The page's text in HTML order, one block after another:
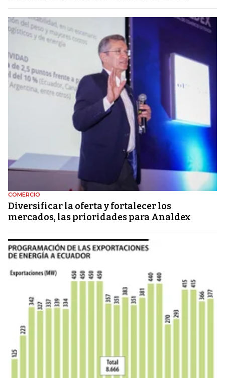
COMERCIO
Diversificar la oferta y fortalecer los
mercados, las prioridades para Analdex